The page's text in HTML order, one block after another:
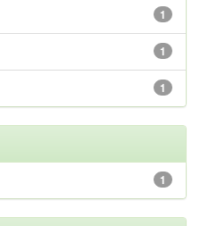
1
1
1
1